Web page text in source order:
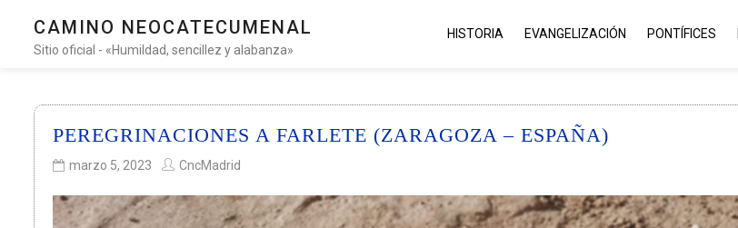
CAMINO NEOCATECUMENAL
Sitio oficial - «Humildad, sencillez y alabanza»
HISTORIA EVANGELIZACIÓN PONTÍFICES
PEREGRINACIONES A FARLETE (ZARAGOZA – ESPAÑA)
marzo 5, 2023 CncMadrid